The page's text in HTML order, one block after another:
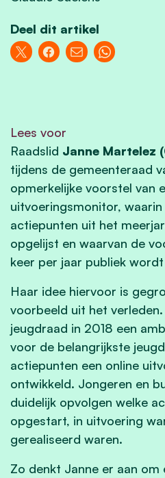
Deel dit artikel
Lees voor
Raadslid Janne Martelez
tijdens de gemeenteraad
opmerkelijke voorstel van
uitvoeringsmonitor,
actiepunten uit het
opgelijst en waarvan de
keer per jaar publiek
Haar idee hiervoor is
voorbeeld uit het
jeugdraad in 2018 een
voor de belangrijkste
actiepunten een online
ontwikkeld. Jongeren en
duidelijk opvolgen welke
opgestart, in uitvoering
gerealiseerd waren.
Zo denkt Janne er aan om